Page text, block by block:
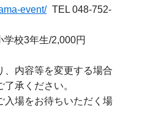
event/ TEL 048-752-
学校3年生/2,000円
内容等を変更する場合
承ください。
場をお待ちいただく場